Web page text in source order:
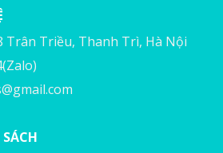
Trân Triều, Thanh Trì, Hà Nội